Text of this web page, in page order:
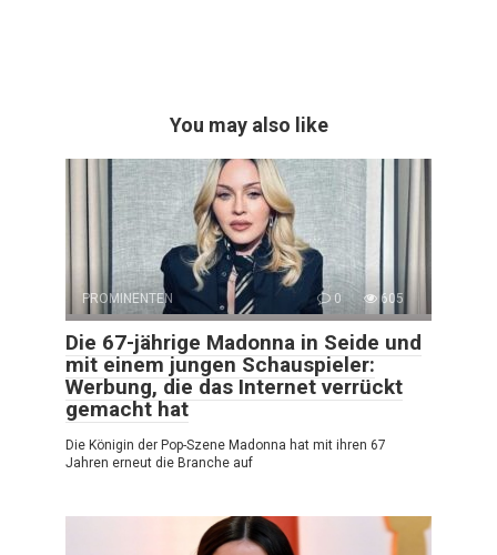
You may also like
PROMINENTEN 0 605
Die 67-jährige Madonna in Seide und
mit einem jungen Schauspieler:
Werbung, die das Internet verrückt
gemacht hat
Die Königin der Pop-Szene Madonna hat mit ihren 67
Jahren erneut die Branche auf